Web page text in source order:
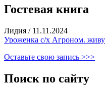
Гостевая книга
Лидия / 11.11.2024
Уроженка с/х Агроном. живу
Оставьте свою запись >>>
Поиск по сайту